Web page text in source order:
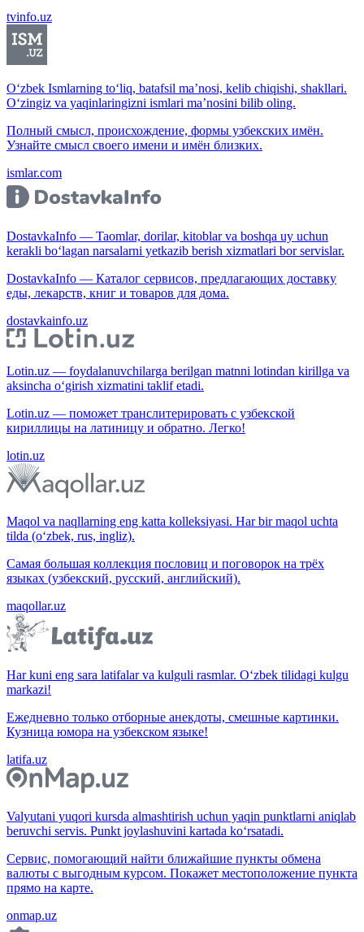
tvinfo.uz
O‘zbek Ismlarning to‘liq, batafsil ma’nosi, kelib chiqishi, shakllari.
O‘zingiz va yaqinlaringizni ismlari ma’nosini bilib oling.
Полный смысл, происхождение, формы узбекских имён.
Узнайте смысл своего имени и имён близких.
ismlar.com
DostavkaInfo — Taomlar, dorilar, kitoblar va boshqa uy uchun
kerakli bo‘lagan narsalarni yetkazib berish xizmatlari bor servislar.
DostavkaInfo — Каталог сервисов, предлагающих доставку
еды, лекарств, книг и товаров для дома.
dostavkainfo.uz
Lotin.uz — foydalanuvchilarga berilgan matnni lotindan kirillga va
aksincha o‘girish xizmatini taklif etadi.
Lotin.uz — поможет транслитерировать с узбекской
кириллицы на латиницу и обратно. Легко!
lotin.uz
Maqol va naqllarning eng katta kolleksiyasi. Har bir maqol uchta
tilda (o‘zbek, rus, ingliz).
Самая большая коллекция пословиц и поговорок на трёх
языках (узбекский, русский, английский).
maqollar.uz
Har kuni eng sara latifalar va kulguli rasmlar. O‘zbek tilidagi kulgu
markazi!
Ежедневно только отборные анекдоты, смешные картинки.
Кузница юмора на узбекском языке!
latifa.uz
Valyutani yuqori kursda almashtirish uchun yaqin punktlarni aniqlab
beruvchi servis. Punkt joylashuvini kartada ko‘rsatadi.
Сервис, помогающий найти ближайшие пункты обмена
валюты с выгодным курсом. Покажет местоположение пункта
прямо на карте.
onmap.uz